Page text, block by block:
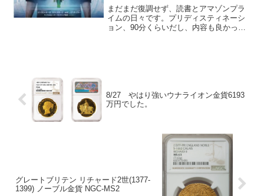
まだまだ復調せず、読書とアマゾンプラ
イムの日々です。プリディスティネーシ
ョン、90分くらいだし、内容も良かった
8/27 やはり強いウナライオン金貨6193
万円でした。
グレートブリテン リチャード2世(1377-
1399) ノーブル金貨 NGC-MS2